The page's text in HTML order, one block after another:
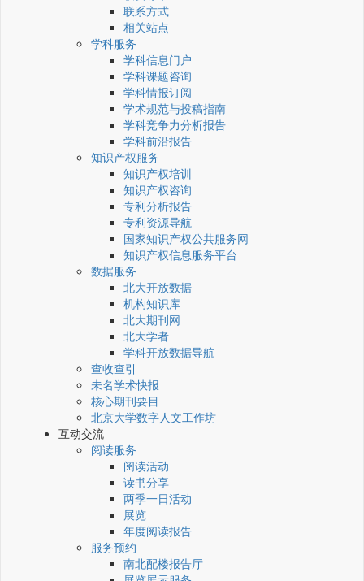
联系方式
相关站点
学科服务
学科信息门户
学科课题咨询
学科情报订阅
学术规范与投稿指南
学科竞争力分析报告
学科前沿报告
知识产权服务
知识产权培训
知识产权咨询
专利分析报告
专利资源导航
国家知识产权公共服务网
知识产权信息服务平台
数据服务
北大开放数据
机构知识库
北大期刊网
北大学者
学科开放数据导航
查收查引
未名学术快报
核心期刊要目
北京大学数字人文工作坊
互动交流
阅读服务
阅读活动
读书分享
两季一日活动
展览
年度阅读报告
服务预约
南北配楼报告厅